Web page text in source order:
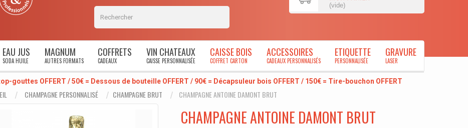
(vide)
EAU JUS
SODA HUILE
MAGNUM
AUTRES FORMATS
COFFRETS
CADEAUX
VIN CHATEAUX
CAISSE PERSONNALISÉE
CAISSE BOIS
COFFRET CARTON
ACCESSOIRES
CADEAUX PERSONNALISÉS
ETIQUETTE
PERSONNALISÉE
GRAVURE
LASER
gouttes OFFERT / 50€ = Dessous de bouteille OFFERT / 90€ = Décapsuleur bois OFFERT / 150€ = Tire-bouchon OFFERT
CHAMPAGNE PERSONNALISÉ CHAMPAGNE BRUT CHAMPAGNE ANTOINE DAMONT BRUT
CHAMPAGNE ANTOINE DAMONT BRUT